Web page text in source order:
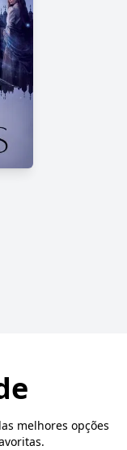
melhores opções